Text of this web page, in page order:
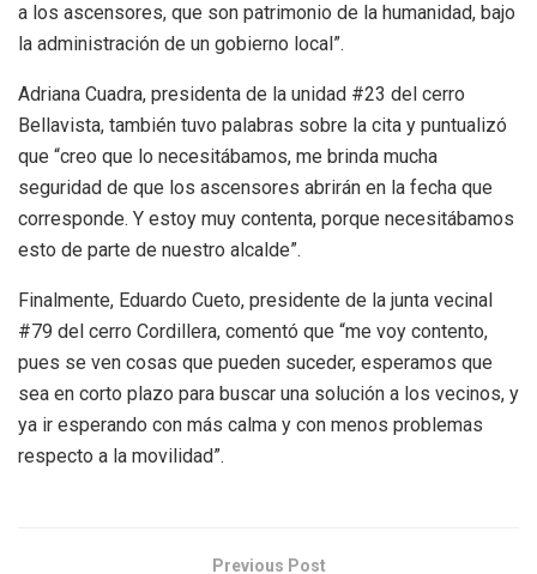
a los ascensores, que son patrimonio de la humanidad, bajo
la administración de un gobierno local”.
Adriana Cuadra, presidenta de la unidad #23 del cerro
Bellavista, también tuvo palabras sobre la cita y puntualizó
que “creo que lo necesitábamos, me brinda mucha
seguridad de que los ascensores abrirán en la fecha que
corresponde. Y estoy muy contenta, porque necesitábamos
esto de parte de nuestro alcalde”.
Finalmente, Eduardo Cueto, presidente de la junta vecinal
#79 del cerro Cordillera, comentó que “me voy contento,
pues se ven cosas que pueden suceder, esperamos que
sea en corto plazo para buscar una solución a los vecinos, y
ya ir esperando con más calma y con menos problemas
respecto a la movilidad”.
Previous Post